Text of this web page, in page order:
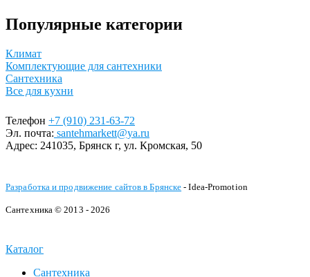
Популярные категории
Климат
Комплектующие для сантехники
Сантехника
Все для кухни
Телефон +7 (910) 231-63-72
Эл. почта: santehmarkett@ya.ru
Адрес: 241035, Брянск г, ул. Кромская, 50
Разработка и продвижение сайтов в Брянске - Idea-Promotion
Сантехника © 2013 - 2026
Каталог
Сантехника